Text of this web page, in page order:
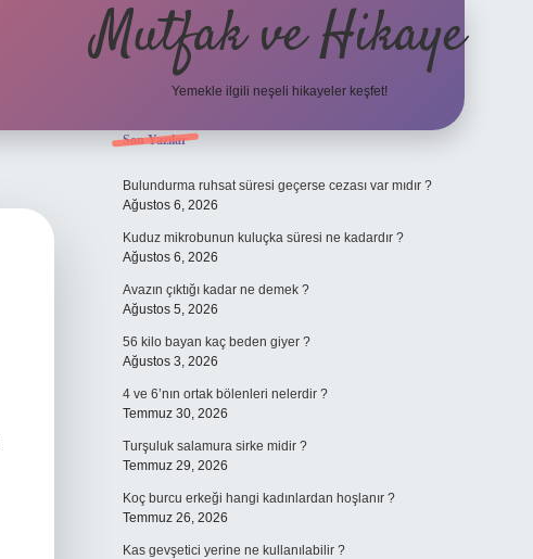
Mutfak ve Hikaye
Yemekle ilgili neşeli hikayeler keşfet!
Sidebar
Son Yazılar
Bulundurma ruhsat süresi geçerse cezası var mıdır ?
Ağustos 6, 2026
Kuduz mikrobunun kuluçka süresi ne kadardır ?
Ağustos 6, 2026
Avazın çıktığı kadar ne demek ?
Ağustos 5, 2026
56 kilo bayan kaç beden giyer ?
Ağustos 3, 2026
4 ve 6’nın ortak bölenleri nelerdir ?
Temmuz 30, 2026
Turşuluk salamura sirke midir ?
Temmuz 29, 2026
Koç burcu erkeği hangi kadınlardan hoşlanır ?
Temmuz 26, 2026
Kas gevşetici yerine ne kullanılabilir ?